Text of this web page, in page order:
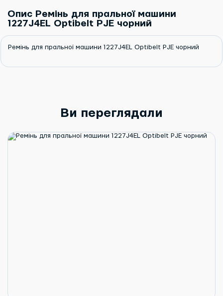
Опис Ремінь для пральної машини
1227J4EL Optibelt PJE чорний
Ремінь для пральної машини 1227J4EL Optibelt PJE чорний
Ви переглядали